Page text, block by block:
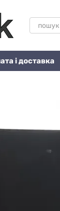
і доставка